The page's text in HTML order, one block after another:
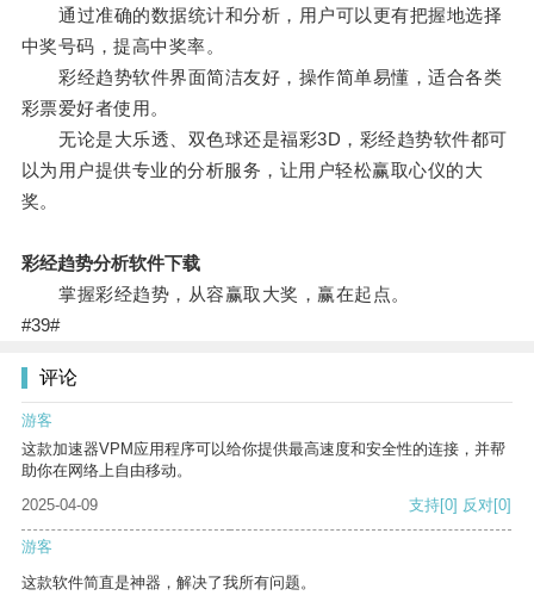
通过准确的数据统计和分析，用户可以更有把握地选择
中奖号码，提高中奖率。
彩经趋势软件界面简洁友好，操作简单易懂，适合各类
彩票爱好者使用。
无论是大乐透、双色球还是福彩3D，彩经趋势软件都可
以为用户提供专业的分析服务，让用户轻松赢取心仪的大
奖。
彩经趋势分析软件下载
掌握彩经趋势，从容赢取大奖，赢在起点。
#39#
评论
游客
这款加速器VPM应用程序可以给你提供最高速度和安全性的连接，并帮
助你在网络上自由移动。
2025-04-09
支持[0] 反对[0]
游客
这款软件简直是神器，解决了我所有问题。